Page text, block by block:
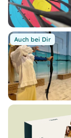
Auch bei Dir